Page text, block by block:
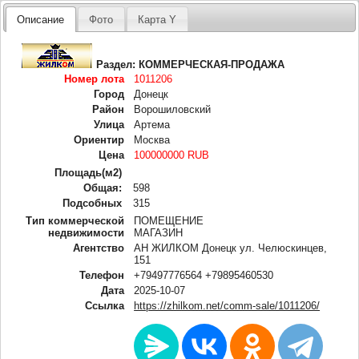
Описание Фото Карта Y
Раздел:КОММЕРЧЕСКАЯ-ПРОДАЖА
Номер лота
1011206
Город
Донецк
Район
Ворошиловский
Улица
Артема
Ориентир
Москва
Цена
100000000 RUB
Площадь(м2)
Общая:
Подсобных
598
315
Тип коммерческой
недвижимости
ПОМЕЩЕНИЕ
МАГАЗИН
Агентство
АН ЖИЛКОМ Донецк ул. Челюскинцев,
151
Телефон
+79497776564 +79895460530
Дата
2025-10-07
Ссылка
https://zhilkom.net/comm-sale/1011206/